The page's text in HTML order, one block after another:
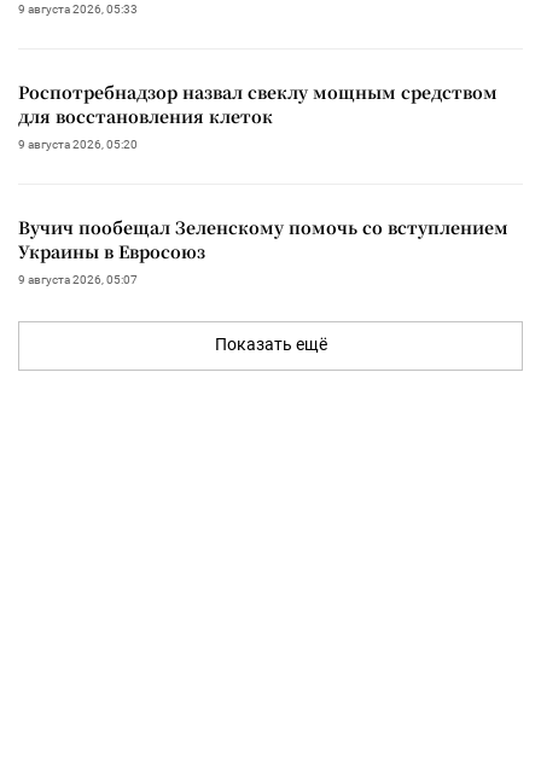
9 августа 2026, 05:33
Роспотребнадзор назвал свеклу мощным средством
для восстановления клеток
9 августа 2026, 05:20
Вучич пообещал Зеленскому помочь со вступлением
Украины в Евросоюз
9 августа 2026, 05:07
Показать ещё